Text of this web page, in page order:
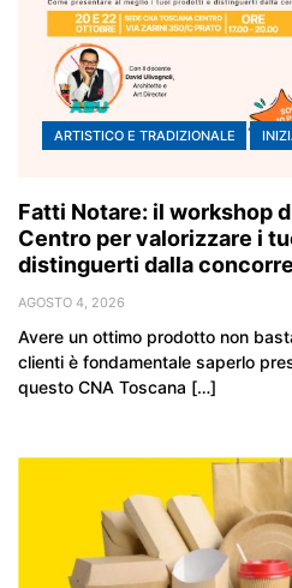
ARTISTICO E TRADIZIONALE
Fatti Notare: il workshop
Centro per valorizzare i
distinguerti dalla
AGOSTO 4, 2026
Avere un ottimo prodotto non
clienti è fondamentale saperlo
questo CNA Toscana […]